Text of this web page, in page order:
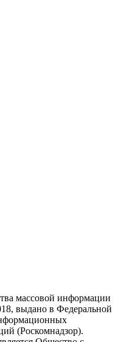
массовой информации
выдано в Федеральной
(Роскомнадзор).